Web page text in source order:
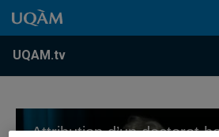
Accéder au contenu
Accéder au menu principal
Accéder à la recherche
Accéder au contenu
Accéder au menu principal
UQAM.tv